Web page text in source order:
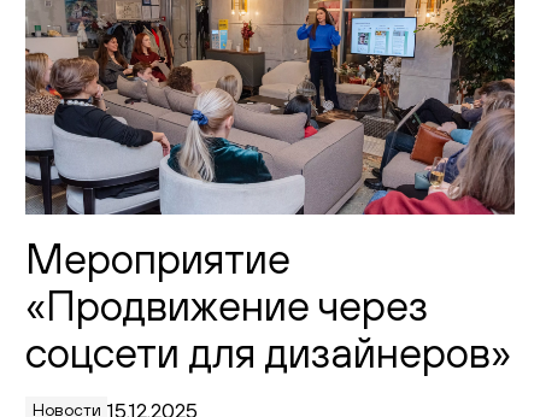
Каталог
Диваны
Кресла
Кровати
Столы
Живопись
Комоды
Мероприятие
«Продвижение через
соцсети для дизайнеров»
Новости 15.12.2025